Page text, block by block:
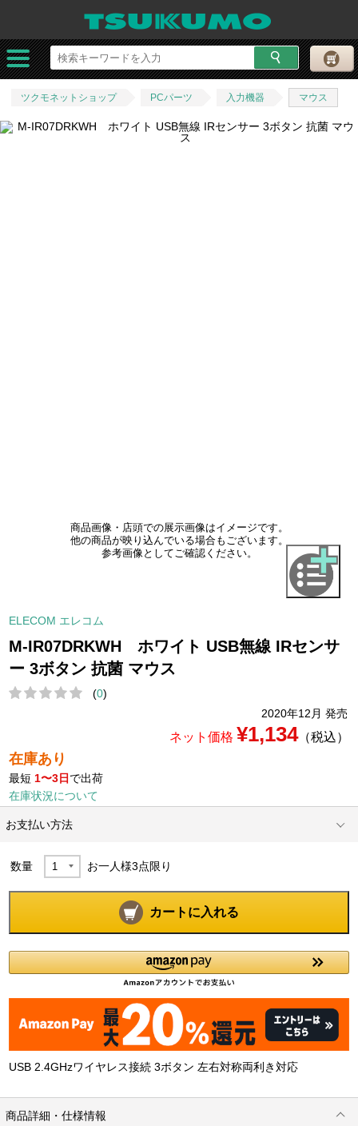
ツクモネットショップ PCパーツ 入力機器 マウス
商品画像・店頭での展示画像はイメージです。
他の商品が映り込んでいる場合もございます。
参考画像としてご確認ください。
ELECOM エレコム
M-IR07DRKWH ホワイト USB無線 IRセンサ
ー 3ボタン 抗菌 マウス
(0)
2020年12月 発売
ネット価格 ¥1,134（税込）
在庫あり
最短 1〜3日 で出荷
在庫状況について
お支払い方法
数量 お一人様3点限り
カートに入れる
USB 2.4GHzワイヤレス接続 3ボタン 左右対称両利き対応
商品詳細・仕様情報